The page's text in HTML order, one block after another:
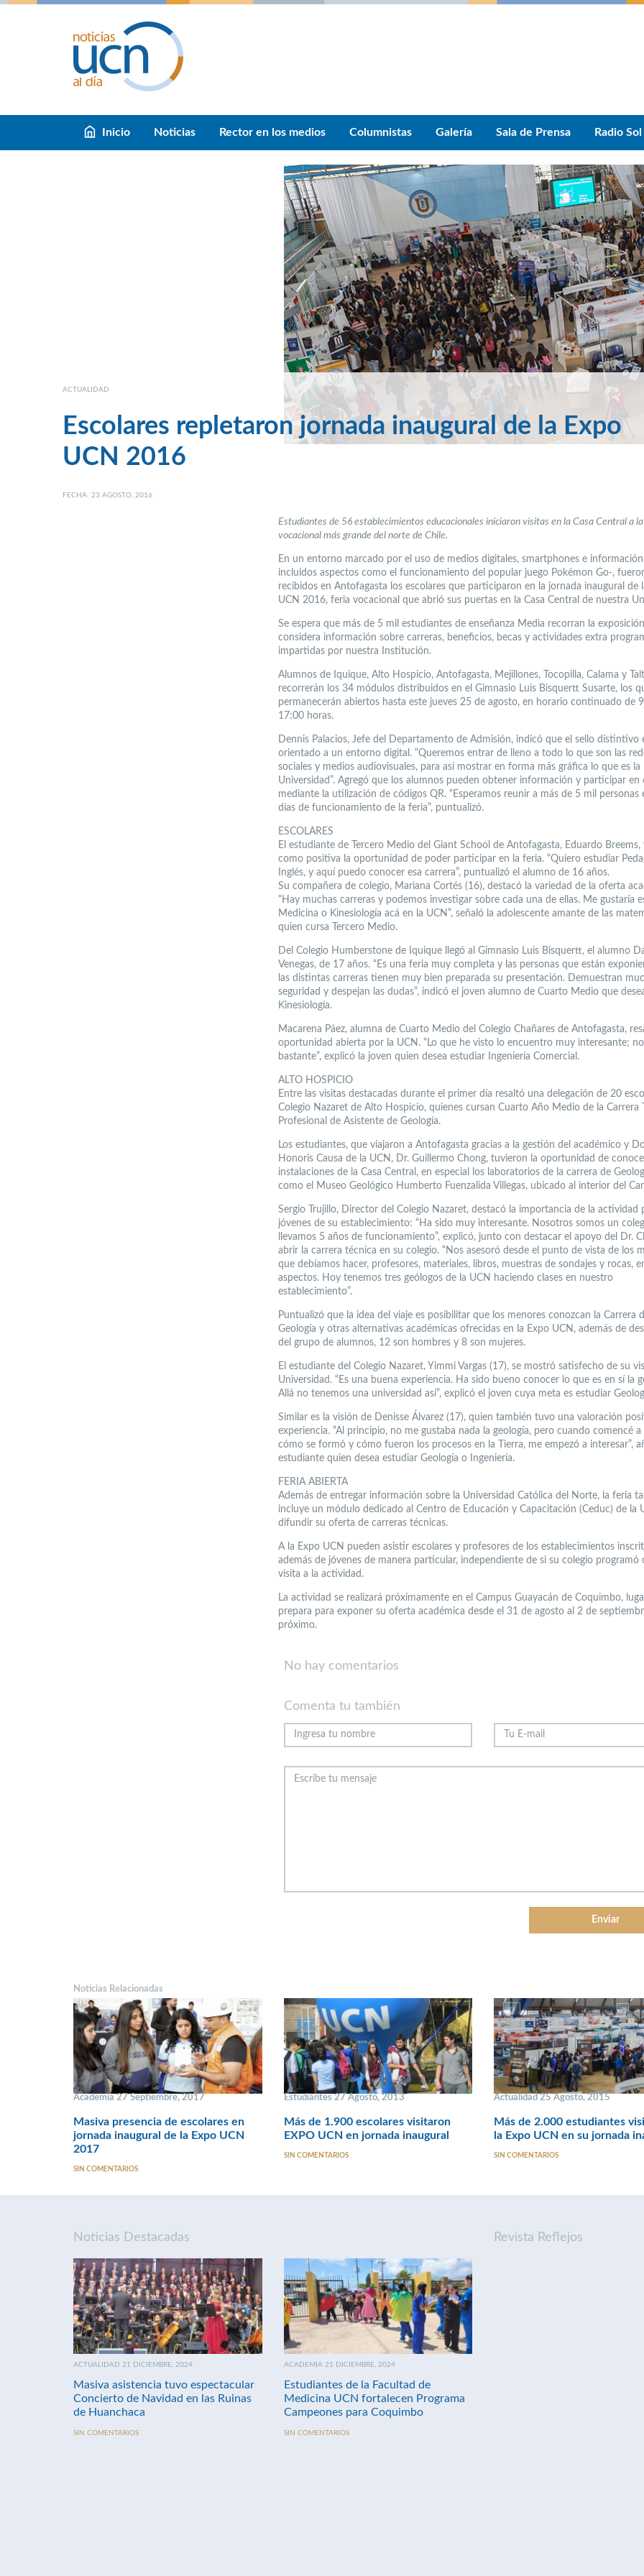
Inicio Noticias Rector en los medios Columnistas Galería Sala de Prensa Radio Sol
ACTUALIDAD
Escolares repletaron jornada inaugural de la Expo
UCN 2016
FECHA: 23 AGOSTO, 2016
Estudiantes de 56 establecimientos educacionales iniciaron visitas en la Casa Central a
vocacional más grande del norte de Chile.
En un entorno marcado por el uso de medios digitales, smartphones e
incluidos aspectos como el funcionamiento del popular juego Pokémon Go-,
recibidos en Antofagasta los escolares que participaron en la jornada inaugural de
UCN 2016, feria vocacional que abrió sus puertas en la Casa Central de nuestra
Se espera que más de 5 mil estudiantes de enseñanza Media recorran la
considera información sobre carreras, beneficios, becas y actividades extra
impartidas por nuestra Institución.
Alumnos de Iquique, Alto Hospicio, Antofagasta, Mejillones, Tocopilla, Calama y
recorrerán los 34 módulos distribuidos en el Gimnasio Luis Bisquertt Susarte, los
permanecerán abiertos hasta este jueves 25 de agosto, en horario continuado de
17:00 horas.
Dennis Palacios, Jefe del Departamento de Admisión, indicó que el sello distintivo
orientado a un entorno digital. “Queremos entrar de lleno a todo lo que son las
sociales y medios audiovisuales, para así mostrar en forma más gráfica lo que es la
Universidad”. Agregó que los alumnos pueden obtener información y participar en
mediante la utilización de códigos QR. “Esperamos reunir a más de 5 mil personas
días de funcionamiento de la feria”, puntualizó.
ESCOLARES
El estudiante de Tercero Medio del Giant School de Antofagasta, Eduardo Breems,
como positiva la oportunidad de poder participar en la feria. “Quiero estudiar
Inglés, y aquí puedo conocer esa carrera”, puntualizó el alumno de 16 años.
Su compañera de colegio, Mariana Cortés (16), destacó la variedad de la oferta
“Hay muchas carreras y podemos investigar sobre cada una de ellas. Me gustaría
Medicina o Kinesiología acá en la UCN”, señaló la adolescente amante de las
quien cursa Tercero Medio.
Del Colegio Humberstone de Iquique llegó al Gimnasio Luis Bisquertt, el alumno
Venegas, de 17 años. “Es una feria muy completa y las personas que están
las distintas carreras tienen muy bien preparada su presentación. Demuestran
seguridad y despejan las dudas”, indicó el joven alumno de Cuarto Medio que
Kinesiología.
Macarena Páez, alumna de Cuarto Medio del Colegio Chañares de Antofagasta,
oportunidad abierta por la UCN. “Lo que he visto lo encuentro muy interesante;
bastante”, explicó la joven quien desea estudiar Ingeniería Comercial.
ALTO HOSPICIO
Entre las visitas destacadas durante el primer día resaltó una delegación de 20
Colegio Nazaret de Alto Hospicio, quienes cursan Cuarto Año Medio de la Carrera
Profesional de Asistente de Geología.
Los estudiantes, que viajaron a Antofagasta gracias a la gestión del académico y
Honoris Causa de la UCN, Dr. Guillermo Chong, tuvieron la oportunidad de
instalaciones de la Casa Central, en especial los laboratorios de la carrera de
como el Museo Geológico Humberto Fuenzalida Villegas, ubicado al interior del
Sergio Trujillo, Director del Colegio Nazaret, destacó la importancia de la actividad
jóvenes de su establecimiento: “Ha sido muy interesante. Nosotros somos un
llevamos 5 años de funcionamiento”, explicó, junto con destacar el apoyo del Dr.
abrir la carrera técnica en su colegio. “Nos asesoró desde el punto de vista de los
que debíamos hacer, profesores, materiales, libros, muestras de sondajes y rocas,
aspectos. Hoy tenemos tres geólogos de la UCN haciendo clases en nuestro
establecimiento”.
Puntualizó que la idea del viaje es posibilitar que los menores conozcan la Carrera
Geología y otras alternativas académicas ofrecidas en la Expo UCN, además de
del grupo de alumnos, 12 son hombres y 8 son mujeres.
El estudiante del Colegio Nazaret, Yimmi Vargas (17), se mostró satisfecho de su
Universidad. “Es una buena experiencia. Ha sido bueno conocer lo que es en sí la
Allá no tenemos una universidad así”, explicó el joven cuya meta es estudiar
Similar es la visión de Denisse Álvarez (17), quien también tuvo una valoración
experiencia. “Al principio, no me gustaba nada la geología, pero cuando comencé
cómo se formó y cómo fueron los procesos en la Tierra, me empezó a interesar”,
estudiante quien desea estudiar Geología o Ingeniería.
FERIA ABIERTA
Además de entregar información sobre la Universidad Católica del Norte, la feria
incluye un módulo dedicado al Centro de Educación y Capacitación (Ceduc) de la
difundir su oferta de carreras técnicas.
A la Expo UCN pueden asistir escolares y profesores de los establecimientos
además de jóvenes de manera particular, independiente de si su colegio programó
visita a la actividad.
La actividad se realizará próximamente en el Campus Guayacán de Coquimbo,
prepara para exponer su oferta académica desde el 31 de agosto al 2 de
próximo.
No hay comentarios
Comenta tu también
Noticias Relacionadas
Academia 27 Septiembre, 2017
Masiva presencia de escolares en
jornada inaugural de la Expo UCN
2017
SIN COMENTARIOS
Estudiantes 27 Agosto, 2013
Más de 1.900 escolares visitaron
EXPO UCN en jornada inaugural
SIN COMENTARIOS
Actualidad 25 Agosto, 2015
Más de 2.000 estudiantes
la Expo UCN en su jornada
SIN COMENTARIOS
Noticias Destacadas
ACTUALIDAD 21 DICIEMBRE, 2024
Masiva asistencia tuvo espectacular
Concierto de Navidad en las Ruinas
de Huanchaca
SIN COMENTARIOS
ACADEMIA 21 DICIEMBRE, 2024
Estudiantes de la Facultad de
Medicina UCN fortalecen Programa
Campeones para Coquimbo
SIN COMENTARIOS
Revista Reflejos